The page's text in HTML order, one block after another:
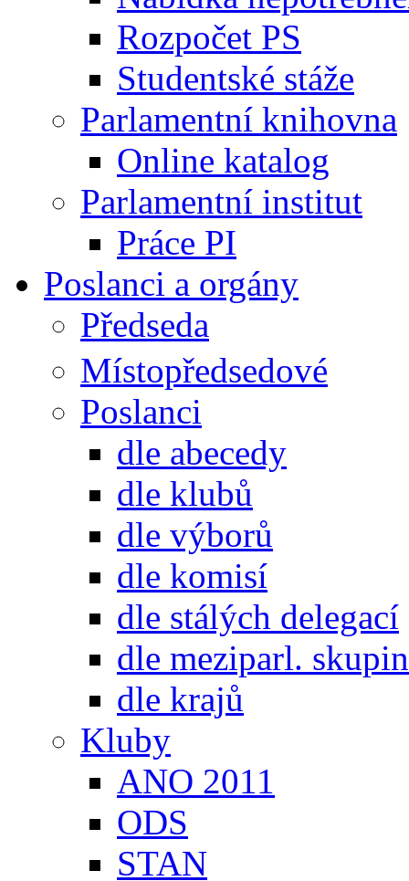
Rozpočet PS
Studentské stáže
Parlamentní knihovna
Online katalog
Parlamentní institut
Práce PI
Poslanci a orgány
Předseda
Místopředsedové
Poslanci
dle abecedy
dle klubů
dle výborů
dle komisí
dle stálých delegací
dle meziparl. skupin
dle krajů
Kluby
ANO 2011
ODS
STAN